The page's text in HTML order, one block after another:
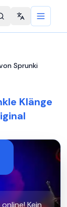
Change
Sprunki
Klänge
Kein